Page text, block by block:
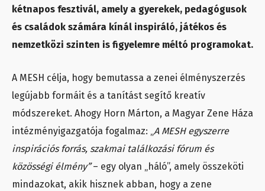
kétnapos fesztivál, amely a gyerekek, pedagógusok
és családok számára kínál inspiráló, játékos és
nemzetközi szinten is figyelemre méltó programokat.
A MESH célja, hogy bemutassa a zenei élményszerzés
legújabb formáit és a tanítást segítő kreatív
módszereket. Ahogy Horn Márton, a Magyar Zene Háza
intézményigazgatója fogalmaz: „A MESH egyszerre
inspirációs forrás, szakmai találkozási fórum és
közösségi élmény”– egy olyan „háló”, amely összeköti
mindazokat, akik hisznek abban, hogy a zene